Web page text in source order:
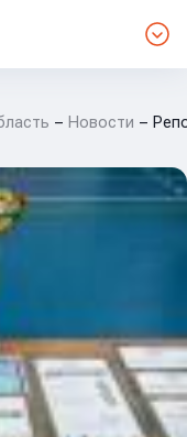
Новости